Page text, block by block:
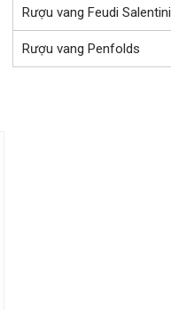
Rượu vang Feudi Salentini
Rượu vang Penfolds